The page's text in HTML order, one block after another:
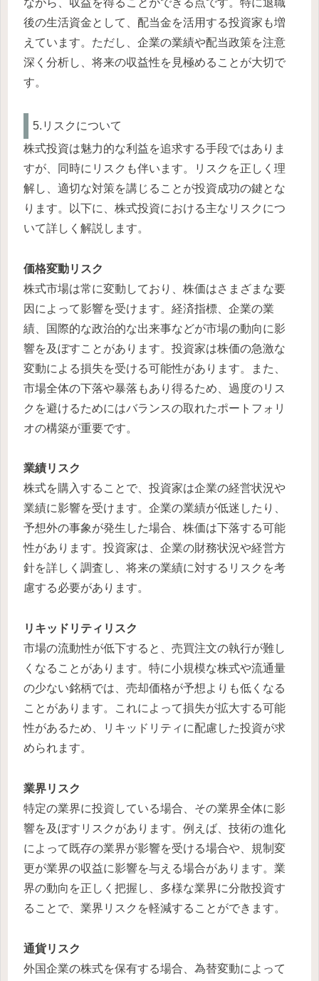
ながら、収益を得ることができる点です。特に退職
後の生活資金として、配当金を活用する投資家も増
えています。ただし、企業の業績や配当政策を注意
深く分析し、将来の収益性を見極めることが大切で
す。
5.リスクについて
株式投資は魅力的な利益を追求する手段ではありま
すが、同時にリスクも伴います。リスクを正しく理
解し、適切な対策を講じることが投資成功の鍵とな
ります。以下に、株式投資における主なリスクにつ
いて詳しく解説します。
価格変動リスク
株式市場は常に変動しており、株価はさまざまな要
因によって影響を受けます。経済指標、企業の業
績、国際的な政治的な出来事などが市場の動向に影
響を及ぼすことがあります。投資家は株価の急激な
変動による損失を受ける可能性があります。また、
市場全体の下落や暴落もあり得るため、過度のリス
クを避けるためにはバランスの取れたポートフォリ
オの構築が重要です。
業績リスク
株式を購入することで、投資家は企業の経営状況や
業績に影響を受けます。企業の業績が低迷したり、
予想外の事象が発生した場合、株価は下落する可能
性があります。投資家は、企業の財務状況や経営方
針を詳しく調査し、将来の業績に対するリスクを考
慮する必要があります。
リキッドリティリスク
市場の流動性が低下すると、売買注文の執行が難し
くなることがあります。特に小規模な株式や流通量
の少ない銘柄では、売却価格が予想よりも低くなる
ことがあります。これによって損失が拡大する可能
性があるため、リキッドリティに配慮した投資が求
められます。
業界リスク
特定の業界に投資している場合、その業界全体に影
響を及ぼすリスクがあります。例えば、技術の進化
によって既存の業界が影響を受ける場合や、規制変
更が業界の収益に影響を与える場合があります。業
界の動向を正しく把握し、多様な業界に分散投資す
ることで、業界リスクを軽減することができます。
通貨リスク
外国企業の株式を保有する場合、為替変動によって